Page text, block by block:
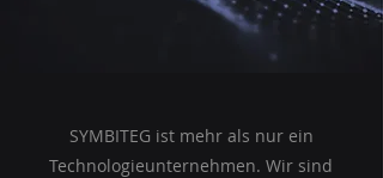
SYMBITEG ist mehr als nur ein
Technologieunternehmen. Wir sind